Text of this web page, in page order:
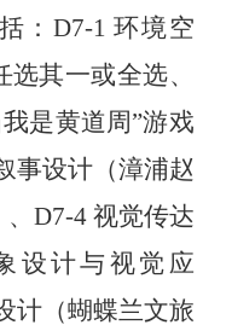
： D7-1环境空
其一或全选、
是黄道周”游戏
事设计（漳浦赵
D7-4 视觉传达
设计与视觉应
计（蝴蝶兰文旅